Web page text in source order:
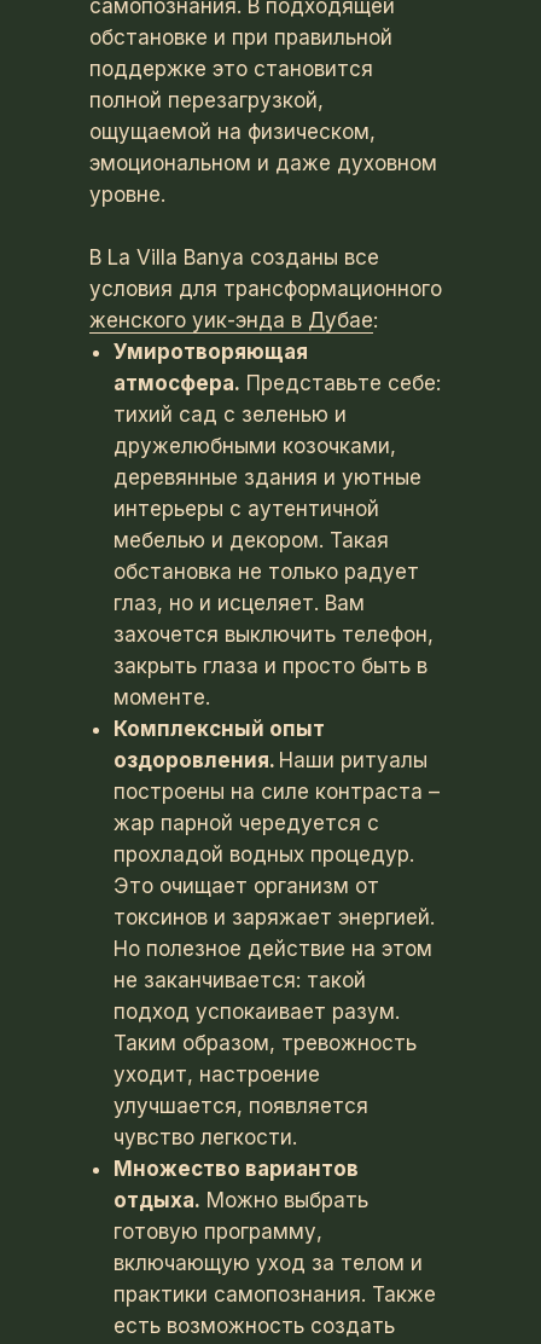
самопознания. В подходящей
обстановке и при правильной
поддержке это становится
полной перезагрузкой,
ощущаемой на физическом,
эмоциональном и даже духовном
уровне.
В La Villa Banya созданы все
условия для трансформационного
женского уик-энда в Дубае:
Умиротворяющая
атмосфера. Представьте себе:
тихий сад с зеленью и
дружелюбными козочками,
деревянные здания и уютные
интерьеры с аутентичной
мебелью и декором. Такая
обстановка не только радует
глаз, но и исцеляет. Вам
захочется выключить телефон,
закрыть глаза и просто быть в
моменте.
Комплексный опыт
оздоровления. Наши ритуалы
построены на силе контраста –
жар парной чередуется с
прохладой водных процедур.
Это очищает организм от
токсинов и заряжает энергией.
Но полезное действие на этом
не заканчивается: такой
подход успокаивает разум.
Таким образом, тревожность
уходит, настроение
улучшается, появляется
чувство легкости.
Множество вариантов
отдыха. Можно выбрать
готовую программу,
включающую уход за телом и
практики самопознания. Также
есть возможность создать